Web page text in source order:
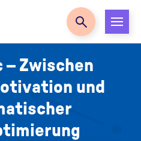
Zur Startseite
Zwischen
und